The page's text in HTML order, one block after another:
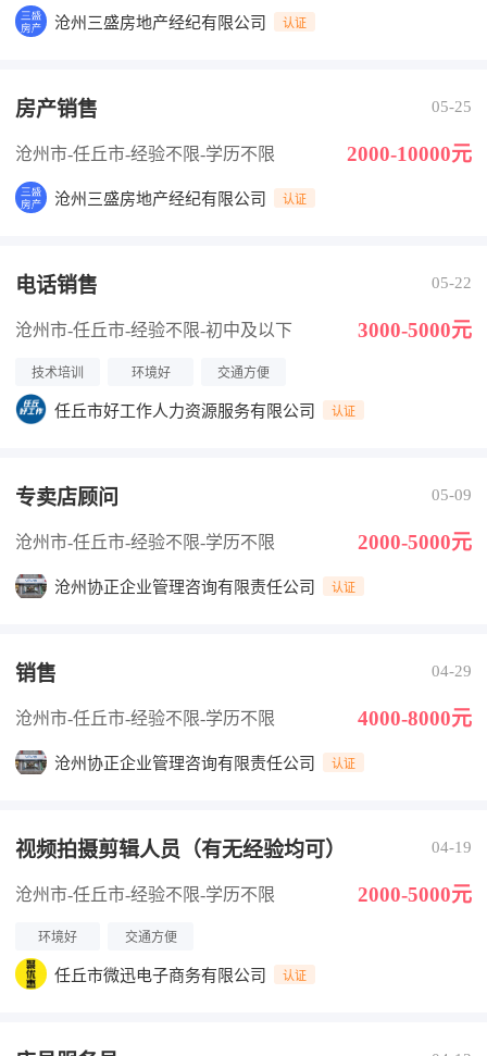
沧州三盛房地产经纪有限公司 认证
房产销售 05-25
沧州市-任丘市-经验不限-学历不限 2000-10000元
沧州三盛房地产经纪有限公司 认证
电话销售 05-22
沧州市-任丘市-经验不限-初中及以下 3000-5000元
技术培训 环境好 交通方便
任丘市好工作人力资源服务有限公司 认证
专卖店顾问 05-09
沧州市-任丘市-经验不限-学历不限 2000-5000元
沧州协正企业管理咨询有限责任公司 认证
销售 04-29
沧州市-任丘市-经验不限-学历不限 4000-8000元
沧州协正企业管理咨询有限责任公司 认证
视频拍摄剪辑人员（有无经验均可） 04-19
沧州市-任丘市-经验不限-学历不限 2000-5000元
环境好 交通方便
任丘市微迅电子商务有限公司 认证